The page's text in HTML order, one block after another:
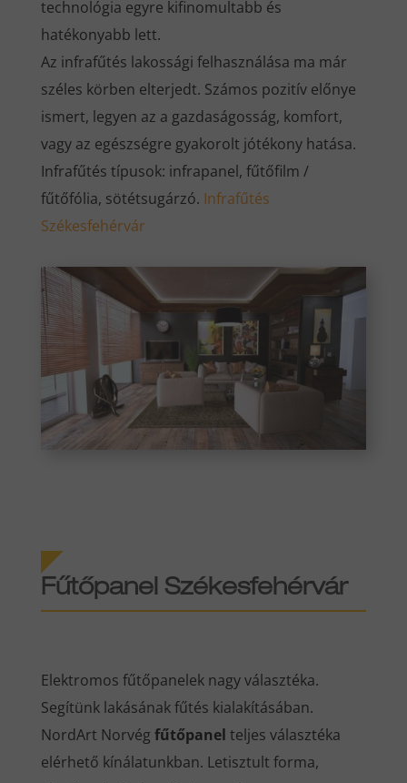
technológia egyre kifinomultabb és
hatékonyabb lett.
Az infrafűtés lakossági felhasználása ma már
széles körben elterjedt. Számos pozitív előnye
ismert, legyen az a gazdaságosság, komfort,
vagy az egészségre gyakorolt jótékony hatása.
Infrafűtés típusok: infrapanel, fűtőfilm /
fűtőfólia, sötétsugárzó. Infrafűtés
Székesfehérvár
Fűtőpanel Székesfehérvár
Elektromos fűtőpanelek nagy választéka.
Segítünk lakásának fűtés kialakításában.
NordArt Norvég fűtőpanel teljes választéka
elérhető kínálatunkban. Letisztult forma,